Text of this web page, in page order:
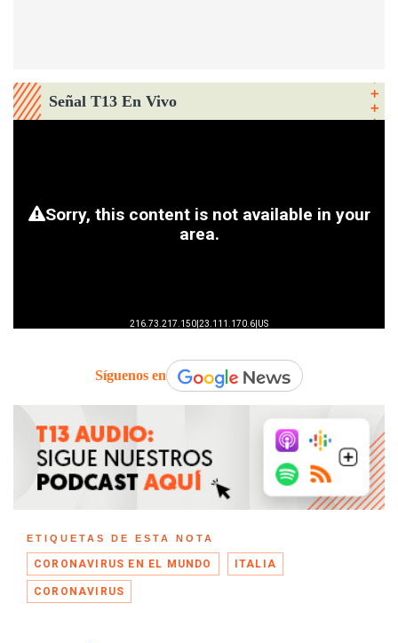
Señal T13 En Vivo
Síguenos en
ETIQUETAS DE ESTA NOTA
CORONAVIRUS EN EL MUNDO ITALIA
CORONAVIRUS